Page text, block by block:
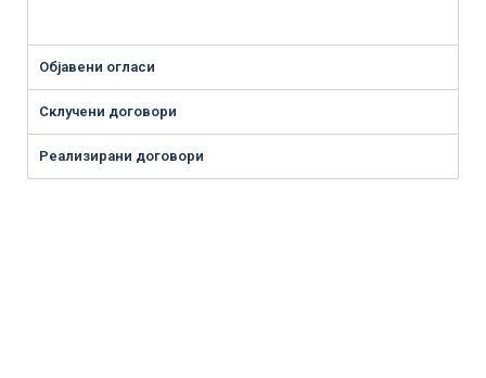
Објавени огласи
Склучени договори
Реализирани договори